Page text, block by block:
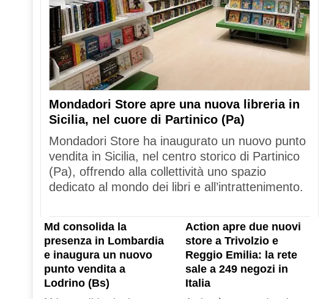
Mondadori Store apre una nuova libreria in
Sicilia, nel cuore di Partinico (Pa)
Mondadori Store ha inaugurato un nuovo punto
vendita in Sicilia, nel centro storico di Partinico
(Pa), offrendo alla collettività uno spazio
dedicato al mondo dei libri e all’intrattenimento.
Md consolida la
presenza in Lombardia
e inaugura un nuovo
punto vendita a
Lodrino (Bs)
Action apre due nuovi
store a Trivolzio e
Reggio Emilia: la rete
sale a 249 negozi in
Italia